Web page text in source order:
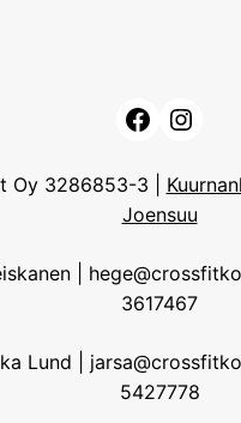
Facebook
Oy 3286853-3 |
Joensuu
|
3617467
Lund |
5427778